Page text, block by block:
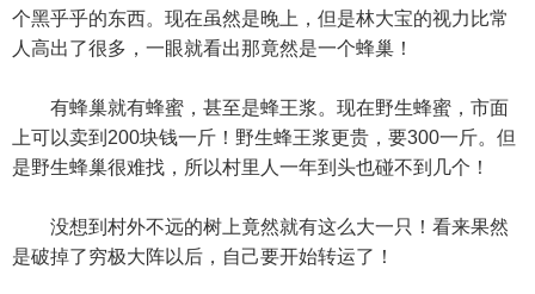
个黑乎乎的东西。现在虽然是晚上，但是林大宝的视力比常
人高出了很多，一眼就看出那竟然是一个蜂巢！
有蜂巢就有蜂蜜，甚至是蜂王浆。现在野生蜂蜜，市面
上可以卖到200块钱一斤！野生蜂王浆更贵，要300一斤。但
是野生蜂巢很难找，所以村里人一年到头也碰不到几个！
没想到村外不远的树上竟然就有这么大一只！看来果然
是破掉了穷极大阵以后，自己要开始转运了！